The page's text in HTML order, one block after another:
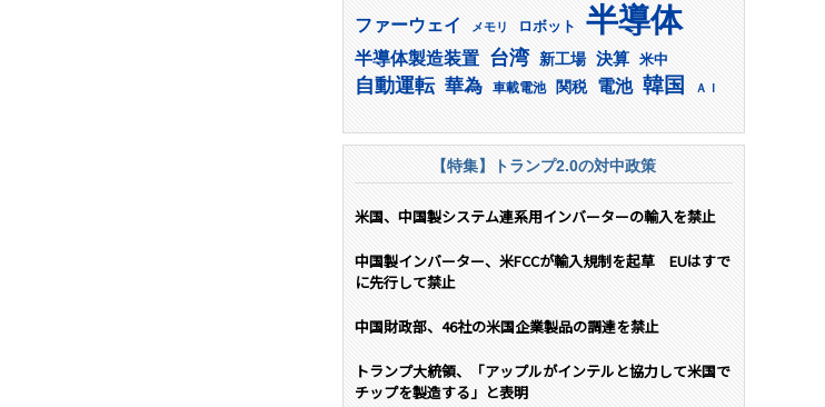
ファーウェイ メモリ ロボット 半導体
半導体製造装置 台湾 新工場 決算 米中
自動運転 華為 車載電池 関税 電池 韓国 ＡＩ
【特集】トランプ2.0の対中政策
米国、中国製システム連系用インバーターの輸入を禁止
中国製インバーター、米FCCが輸入規制を起草 EUはすで
に先行して禁止
中国財政部、46社の米国企業製品の調達を禁止
トランプ大統領、「アップルがインテルと協力して米国で
チップを製造する」と表明